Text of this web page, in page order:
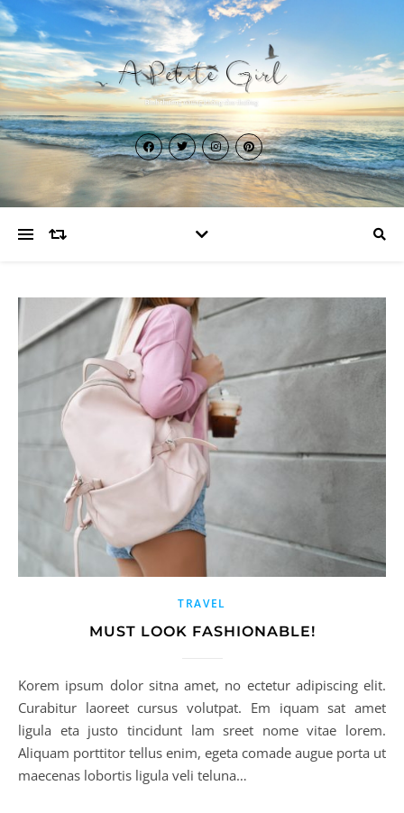
TRAVEL
MUST LOOK FASHIONABLE!
Korem ipsum dolor sitna amet, no ectetur adipiscing elit.
Curabitur laoreet cursus volutpat. Em iquam sat amet
ligula eta justo tincidunt lam sreet nome vitae lorem.
Aliquam porttitor tellus enim, egeta comade augue porta ut
maecenas lobortis ligula veli teluna…